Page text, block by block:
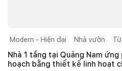
Modern - Hiện đại Nhà vườn
Nhà 1 tầng tại Quảng Nam
hoạch bằng thiết kế linh hoạt